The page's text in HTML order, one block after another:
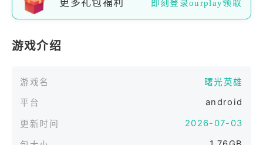
更多礼包福利 即刻登录ourplay领取
游戏介绍
游戏名
曙光英雄
平台
android
更新时间 2026-07-03